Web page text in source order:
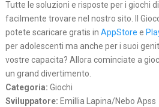
Tutte le soluzioni e risposte per i giochi
facilmente trovare nel nostro sito. Il
potete scaricare gratis in AppStore e
per adolescenti ma anche per i suoi
vostre capacita? Allora cominciate a
un grand divertimento.
Categoria: Giochi
Sviluppatore: Emillia Lapina/Nebo Apss